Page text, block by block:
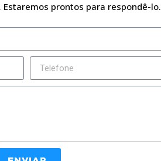
prontos para respondê-lo.